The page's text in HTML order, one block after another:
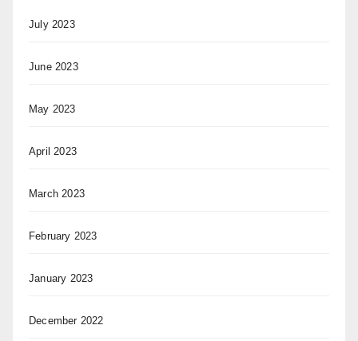
July 2023
June 2023
May 2023
April 2023
March 2023
February 2023
January 2023
December 2022